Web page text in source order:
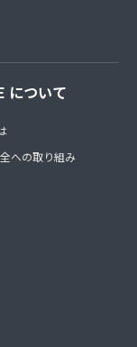
について
への取り組み